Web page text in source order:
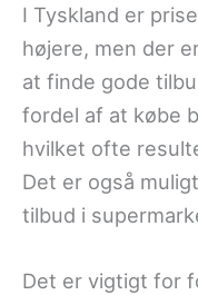
I Tyskland er
højere, men der
at finde gode
fordel af at købe
hvilket ofte
Det er også
tilbud i
Det er vigtigt for